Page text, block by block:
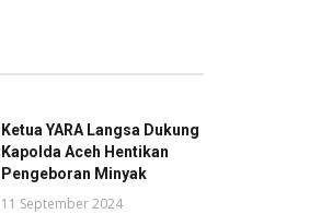
Ketua YARA Langsa Dukung
Kapolda Aceh Hentikan
Pengeboran Minyak
11 September 2024